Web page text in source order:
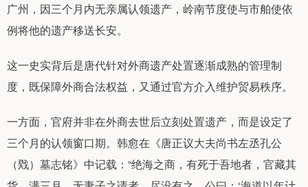
广州，因三个月内无亲属认领遗产，岭南节度使与市舶使依
例将他的遗产移送长安。
这一史实背后是唐代针对外商遗产处置逐渐成熟的管理制
度，既保障外商合法权益，又通过官方介入维护贸易秩序。
一方面，官府并非在外商去世后立刻处置遗产，而是设定了
三个月的认领窗口期。韩愈在《唐正议大夫尚书左丞孔公
（戣）墓志铭》中记载：“绝海之商，有死于吾地者，官藏其